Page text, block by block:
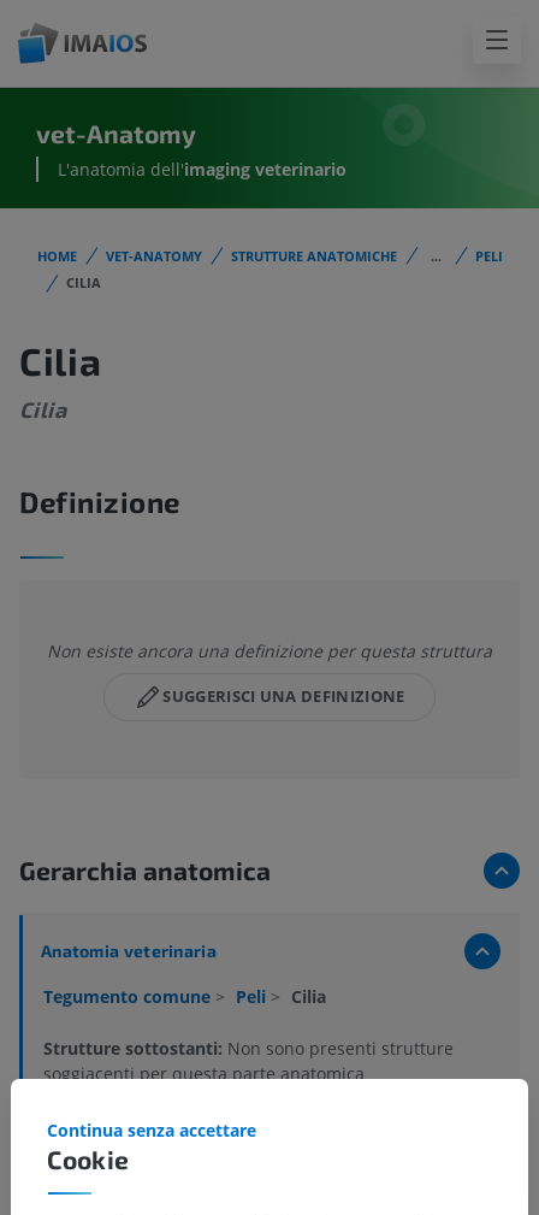
vet-Anatomy
L'anatomia dell'imaging veterinario
HOME VET-ANATOMY STRUTTURE ANATOMICHE ...
PELI
CILIA
Cilia
Cilia
Definizione
Non esiste ancora una definizione per questa struttura
SUGGERISCI UNA DEFINIZIONE
Gerarchia anatomica
Anatomia veterinaria
Tegumento comune > Peli > Cilia
Strutture sottostanti: Non sono presenti strutture
soggiacenti per questa parte anatomica
Traduzioni
Cookie
Continua senza accettare